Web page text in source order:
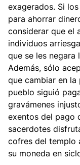
exagerados. Si
para ahorrar
considerar que el
individuos
que se les negara
Además, sólo
que cambiar en
pueblo siguió
gravámenes
exentos del pago
sacerdotes
cofres del templo
su moneda en